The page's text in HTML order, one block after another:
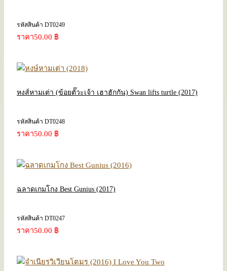
รหัสสินค้า DT0249
ราคา50.00 ฿
หงส์หามเต่า (ข้อยตั๊วะเจ้า เฮาฮักกัน) Swan lifts turtle (2017)
รหัสสินค้า DT0248
ราคา50.00 ฿
ฉลาดเกมโกง Best Gunius (2017)
รหัสสินค้า DT0247
ราคา50.00 ฿